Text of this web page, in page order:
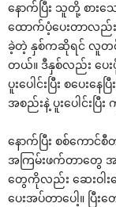
နောက်ပြီး သူတို့ စာ
ထောက်ပံ့ပေးတာလည်း
ခဲ့တဲ့ နှစ်ကဆိုရင် လူတစ်သ
တယ်။ ဒီနှစ်လည်း ပေ
ပူးပေါင်းပြီး စပေး
အစည်းနဲ့ ပူးပေါင်းပြီး
နောက်ပြီး စစ်ကော
အကြမ်းဖက်တာတွေ
တွေကိုလည်း ဆေးဝါး
ပေးအပ်တာပေါ့။ ပ